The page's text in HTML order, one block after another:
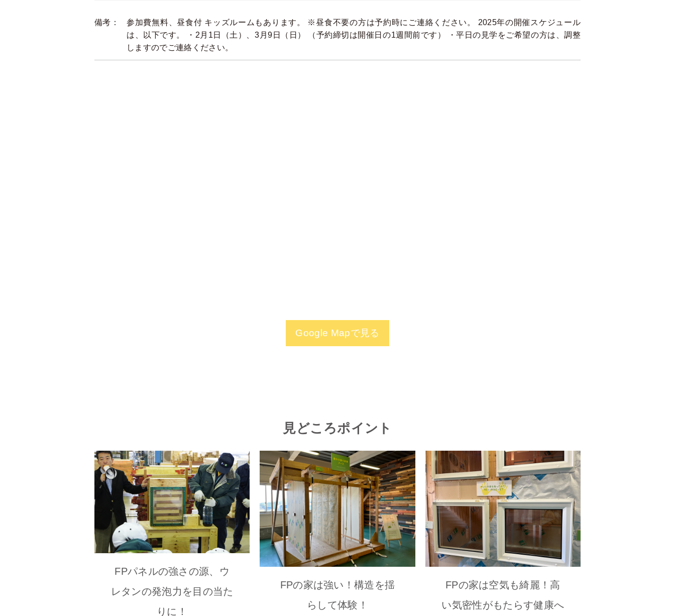
備考：
参加費無料、昼食付 キッズルームもあります。 ※昼食不要の方は予約時にご連絡ください。 2025年の開催スケジュール
は、以下です。 ・2月1日（土）、3月9日（日） （予約締切は開催日の1週間前です） ・平日の見学をご希望の方は、調整
しますのでご連絡ください。
Google Mapで見る
見どころポイント
FPパネルの強さの源、ウ
レタンの発泡力を目の当た
りに！
FPの家は強い！構造を揺
らして体験！
FPの家は空気も綺麗！高
い気密性がもたらす健康へ